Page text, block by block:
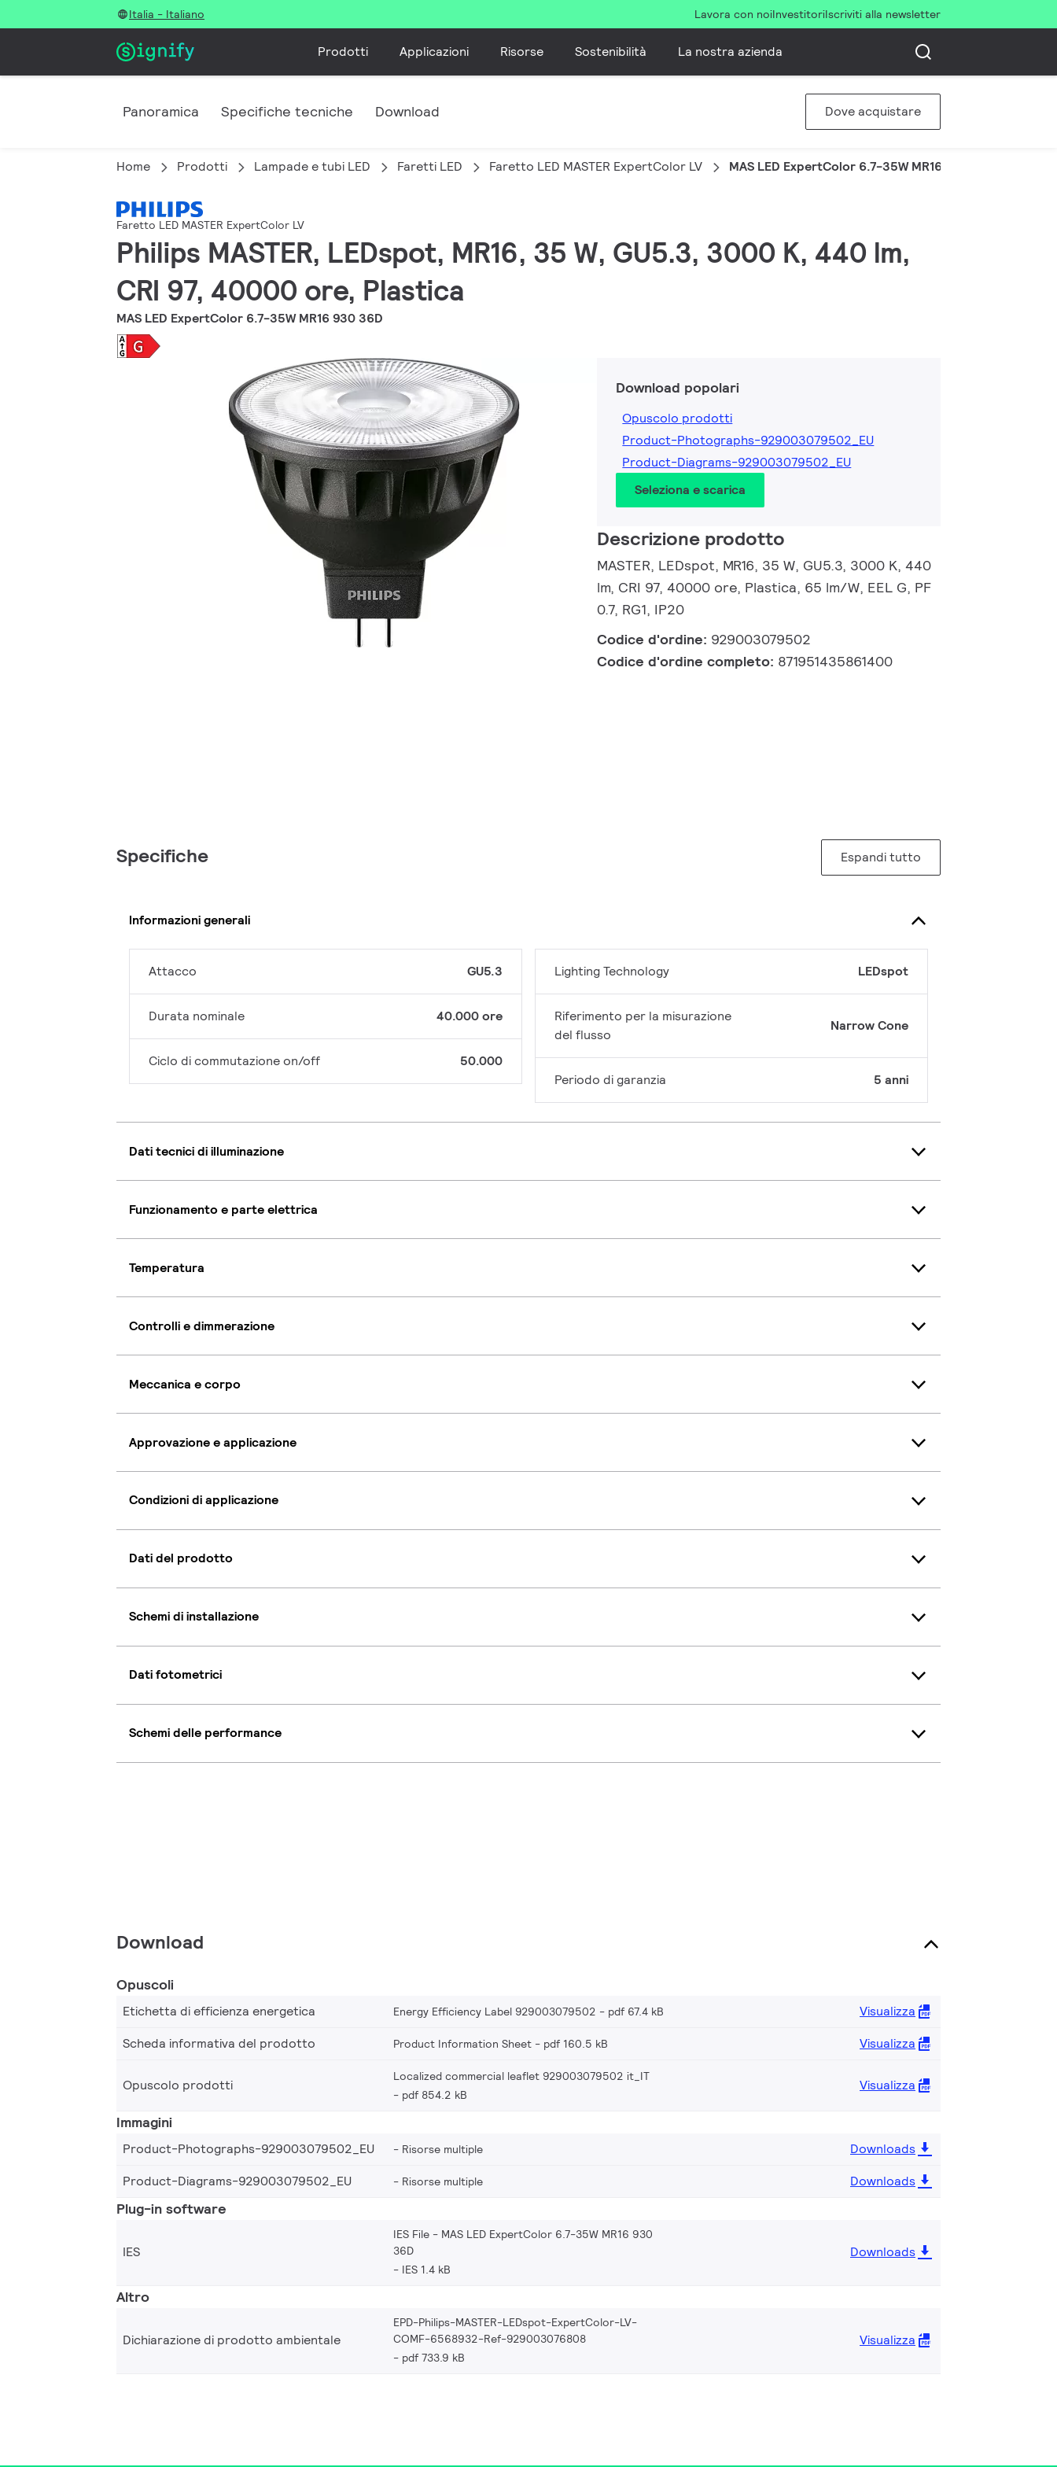
Italia - Italiano Lavora con noiInvestitoriIscriviti alla newsletter
Prodotti Applicazioni Risorse Sostenibilità La nostra azienda
Panoramica Specifiche tecniche Download Dove acquistare
Home Prodotti Lampade e tubi LED Faretti LED Faretto LED MASTER ExpertColor LV MAS LED ExpertColor 6.7-35W MR16 930 36D
Faretto LED MASTER ExpertColor LV
Philips MASTER, LEDspot, MR16, 35 W, GU5.3, 3000 K, 440 lm,
CRI 97, 40000 ore, Plastica
MAS LED ExpertColor 6.7-35W MR16 930 36D
Download popolari
Opuscolo prodotti
Product-Photographs-929003079502_EU
Product-Diagrams-929003079502_EU
Seleziona e scarica
Descrizione prodotto
MASTER, LEDspot, MR16, 35 W, GU5.3, 3000 K, 440
lm, CRI 97, 40000 ore, Plastica, 65 lm/W, EEL G, PF
0.7, RG1, IP20
Codice d'ordine: 929003079502
Codice d'ordine completo: 871951435861400
Specifiche Espandi tutto
Informazioni generali
Attacco GU5.3
Durata nominale 40.000 ore
Ciclo di commutazione on/off 50.000
Lighting Technology LEDspot
Riferimento per la misurazione
del flusso
Narrow Cone
Periodo di garanzia 5 anni
Dati tecnici di illuminazione
Funzionamento e parte elettrica
Temperatura
Controlli e dimmerazione
Meccanica e corpo
Approvazione e applicazione
Condizioni di applicazione
Dati del prodotto
Schemi di installazione
Dati fotometrici
Schemi delle performance
Download
Opuscoli
Etichetta di efficienza energetica Energy Efficiency Label 929003079502 pdf 67.4 kB
Visualizza
Scheda informativa del prodotto
Product Information Sheet pdf 160.5 kB Visualizza
Opuscolo prodotti
Localized commercial leaflet 929003079502 it_IT
pdf 854.2 kB
Visualizza
Immagini
Product-Photographs-929003079502_EU Risorse multiple
Downloads
Product-Diagrams-929003079502_EU
Risorse multiple Downloads
Plug-in software
IES
IES File - MAS LED ExpertColor 6.7-35W MR16 930
36D
IES 1.4 kB
Downloads
Altro
Dichiarazione di prodotto ambientale
EPD-Philips-MASTER-LEDspot-ExpertColor-LV-
COMF-6568932-Ref-929003076808
pdf 733.9 kB
Visualizza